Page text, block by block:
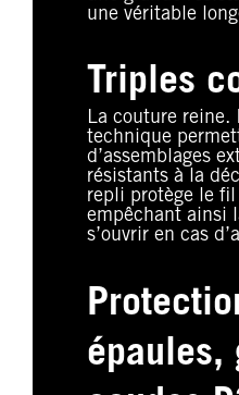
une véritable
Triples
La couture reine.
technique
d’assemblages
résistants à la
repli protège le
empêchant ainsi
s’ouvrir en cas
épaules,